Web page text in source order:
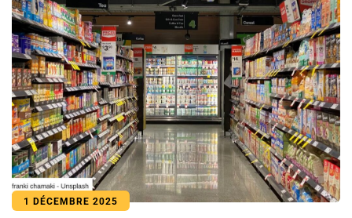
1 DÉCEMBRE 2025